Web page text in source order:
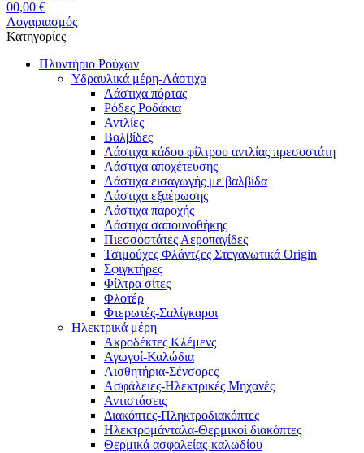
00,00 €
Λογαριασμός
Κατηγορίες
Πλυντήριο Ρούχων
Υδραυλικά μέρη-Λάστιχα
Λάστιχα πόρτας
Ρόδες Ροδάκια
Αντλίες
Βαλβίδες
Λάστιχα κάδου φίλτρου αντλίας πρεσοστάτη
Λάστιχα αποχέτευσης
Λάστιχα εισαγωγής με βαλβίδα
Λάστιχα εξαέρωσης
Λάστιχα παροχής
Λάστιχα σαπουνοθήκης
Πιεσσοστάτες Αεροπαγίδες
Τσιμούχες Φλάντζες Στεγανωτικά Origin
Σφιγκτήρες
Φίλτρα σίτες
Φλοτέρ
Φτερωτές-Σαλίγκαροι
Ηλεκτρικά μέρη
Ακροδέκτες Κλέμενς
Αγωγοί-Καλώδια
Αισθητήρια-Σένσορες
Ασφάλειες-Ηλεκτρικές Μηχανές
Αντιστάσεις
Διακόπτες-Πληκτροδιακόπτες
Ηλεκτρομάνταλα-Θερμικοί διακόπτες
Θερμικά ασφαλείας-καλωδίου